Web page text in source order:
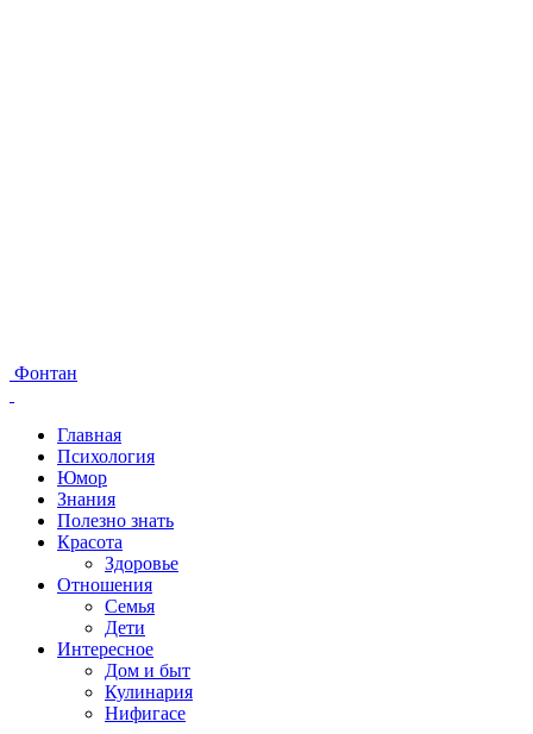
Фонтан
Главная
Психология
Юмор
Знания
Полезно знать
Красота
Здоровье
Отношения
Семья
Дети
Интересное
Дом и быт
Кулинария
Нифигасе